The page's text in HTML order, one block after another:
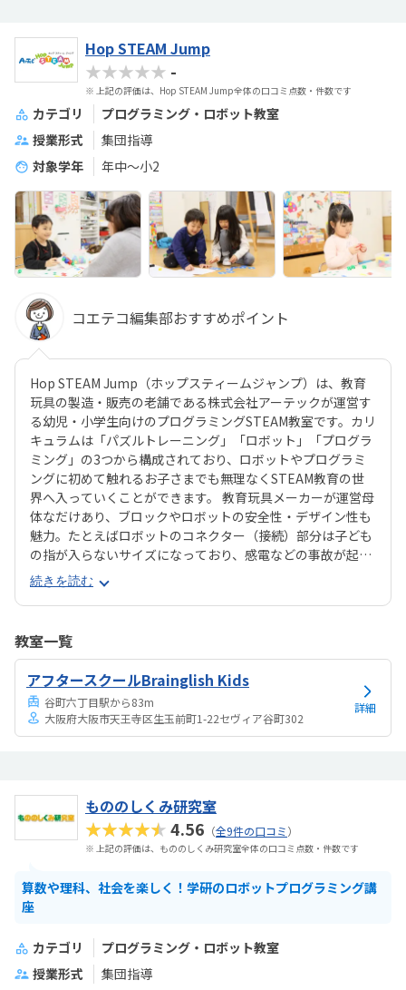
Hop STEAM Jump
★★★★★ -
※ 上記の評価は、Hop STEAM Jump全体の口コミ点数・件数です
カテゴリ
プログラミング・ロボット教室
授業形式
集団指導
対象学年
年中～小2
コエテコ編集部おすすめポイント
Hop STEAM Jump（ホップスティームジャンプ）は、教育
玩具の製造・販売の老舗である株式会社アーテックが運営す
る幼児・小学生向けのプログラミングSTEAM教室です。カリ
キュラムは「パズルトレーニング」「ロボット」「プログラ
ミング」の3つから構成されており、ロボットやプログラミ
ングに初めて触れるお子さまでも無理なくSTEAM教育の世
界へ入っていくことができます。 教育玩具メーカーが運営母
体なだけあり、ブロックやロボットの安全性・デザイン性も
魅力。たとえばロボットのコネクター（接続）部分は子ども
の指が入らないサイズになっており、感電などの事故が起こ
らないよう配慮されています。また、ロボットは、カラフル
で鮮やかな「アーテックブロック」で組み立てていくのです
が、タテ・ヨコだけでなくナナメにもつなぐことができ、お
子さまの創造心を思うままに発揮できます。 編集部的には、
「プログラミング」で使うロボット教材のAlilo（アリロ）が
とくに魅力的！おもちみたいなコロンと丸い形がなんともか
わいいんです。乱暴に扱うと「うわあ、目が回るよお〜」と
苦情を言われることも（笑）。子ども達の「大好き」を詰め
込んだ高クオリティな教材でSTEAM教育が受けられる、安
続きを読む
教室一覧
アフタースクールBrainglish Kids
谷町六丁目駅から83m
大阪府大阪市天王寺区生玉前町1-22セヴィア谷町302
詳細
もののしくみ研究室
★★★★★4.56 （全9件の口コミ）
※ 上記の評価は、もののしくみ研究室全体の口コミ点数・件数です
算数や理科、社会を楽しく！学研のロボットプログラミング講
座
カテゴリ
プログラミング・ロボット教室
授業形式
集団指導